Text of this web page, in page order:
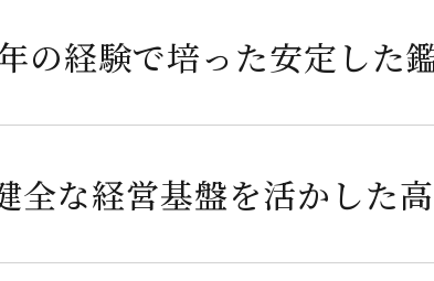
の経験で培った安定した
全な経営基盤を活かした